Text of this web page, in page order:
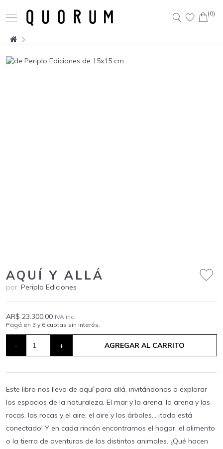
Buscar:
(0)
AQUÍ Y ALLÁ
por: Periplo Ediciones
AR$ 23.300,00 IVA inc.
Pagá en 3 y 6 cuotas sin interés.
- + AGREGAR AL CARRITO
Este libro nos lleva de aquí para allá, invitándonos a explorar
los espacios de la naturaleza. El mar y la arena, la arena y las
rocas, las rocas y el aire, el aire y los árboles… ¡todo está
conectado! Y en cada rincón encontramos el hogar, el alimento
o la tierra de aventuras de los distintos animales. ¿Qué hacen